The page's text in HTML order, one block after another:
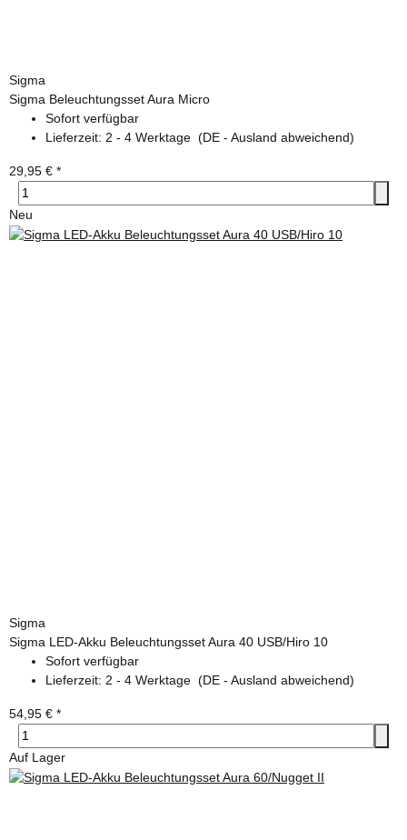
Sigma
Sigma Beleuchtungsset Aura Micro
Sofort verfügbar
Lieferzeit: 2 - 4 Werktage (DE - Ausland abweichend)
29,95 € *
Neu
Sigma
Sigma LED-Akku Beleuchtungsset Aura 40 USB/Hiro 10
Sofort verfügbar
Lieferzeit: 2 - 4 Werktage (DE - Ausland abweichend)
54,95 € *
Auf Lager